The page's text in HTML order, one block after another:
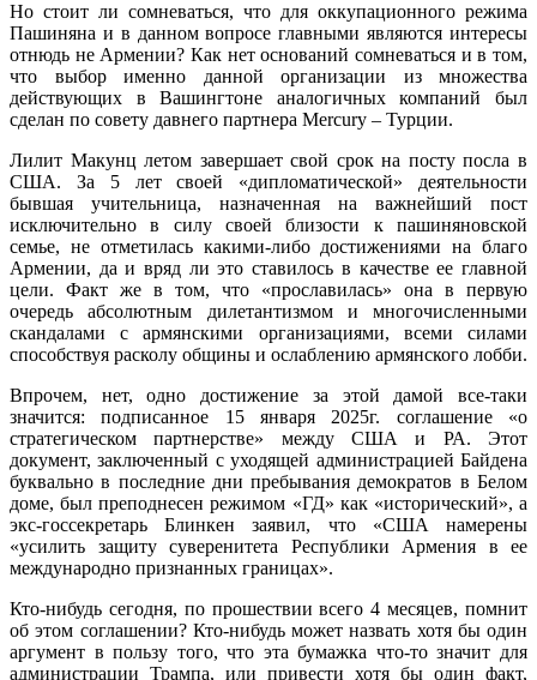
Но стоит ли сомневаться, что для оккупационного режима
Пашиняна и в данном вопросе главными являются интересы
отнюдь не Армении? Как нет оснований сомневаться и в том,
что выбор именно данной организации из множества
действующих в Вашингтоне аналогичных компаний был
сделан по совету давнего партнера Mercury – Турции.
Лилит Макунц летом завершает свой срок на посту посла в
США. За 5 лет своей «дипломатической» деятельности
бывшая учительница, назначенная на важнейший пост
исключительно в силу своей близости к пашиняновской
семье, не отметилась какими-либо достижениями на благо
Армении, да и вряд ли это ставилось в качестве ее главной
цели. Факт же в том, что «прославилась» она в первую
очередь абсолютным дилетантизмом и многочисленными
скандалами с армянскими организациями, всеми силами
способствуя расколу общины и ослаблению армянского лобби.
Впрочем, нет, одно достижение за этой дамой все-таки
значится: подписанное 15 января 2025г. соглашение «о
стратегическом партнерстве» между США и РА. Этот
документ, заключенный с уходящей администрацией Байдена
буквально в последние дни пребывания демократов в Белом
доме, был преподнесен режимом «ГД» как «исторический», а
экс-госсекретарь Блинкен заявил, что «США намерены
«усилить защиту суверенитета Республики Армения в ее
международно признанных границах».
Кто-нибудь сегодня, по прошествии всего 4 месяцев, помнит
об этом соглашении? Кто-нибудь может назвать хотя бы один
аргумент в пользу того, что эта бумажка что-то значит для
администрации Трампа, или привести хотя бы один факт,